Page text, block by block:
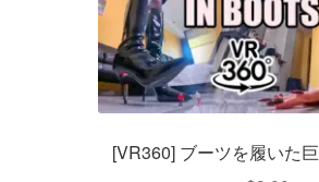
[VR360] ブーツを履いた